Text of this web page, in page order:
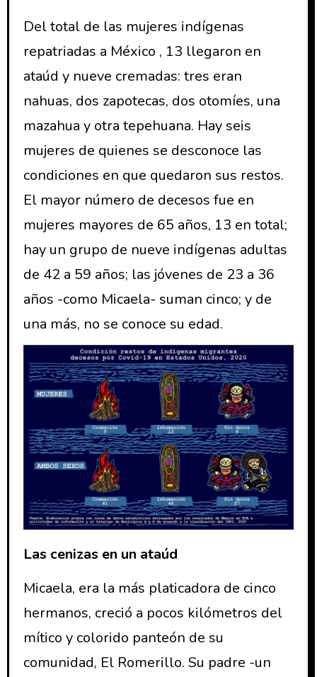
Del total de las mujeres indígenas
repatriadas a México , 13 llegaron en
ataúd y nueve cremadas: tres eran
nahuas, dos zapotecas, dos otomíes, una
mazahua y otra tepehuana. Hay seis
mujeres de quienes se desconoce las
condiciones en que quedaron sus restos.
El mayor número de decesos fue en
mujeres mayores de 65 años, 13 en total;
hay un grupo de nueve indígenas adultas
de 42 a 59 años; las jóvenes de 23 a 36
años -como Micaela- suman cinco; y de
una más, no se conoce su edad.
Las cenizas en un ataúd
Micaela, era la más platicadora de cinco
hermanos, creció a pocos kilómetros del
mítico y colorido panteón de su
comunidad, El Romerillo. Su padre -un